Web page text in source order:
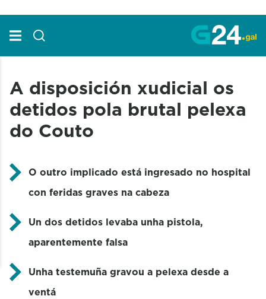
A disposición xudicial os
detidos pola brutal pelexa
do Couto
O outro implicado está ingresado no hospital
con feridas graves na cabeza
Un dos detidos levaba unha pistola,
aparentemente falsa
Unha testemuña gravou a pelexa desde a
ventá